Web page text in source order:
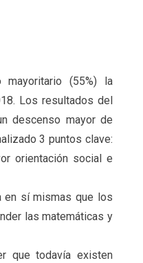
(55%) la
Los resultados del
descenso mayor de
3 puntos clave:
orientación social e
en sí mismas que los
las matemáticas y
que todavía existen